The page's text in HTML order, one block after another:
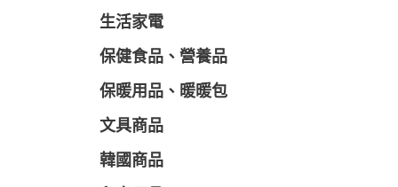
生活家電
保健食品、營養品
保暖用品、暖暖包
文具商品
韓國商品